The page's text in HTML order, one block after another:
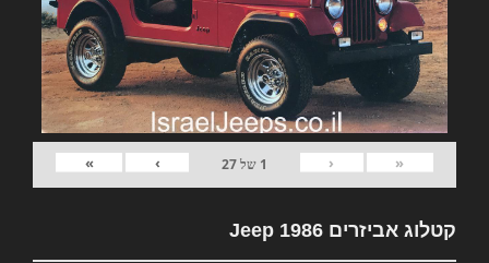
«
‹
1 של27
›
»
קטלוג אביזרים Jeep 1986